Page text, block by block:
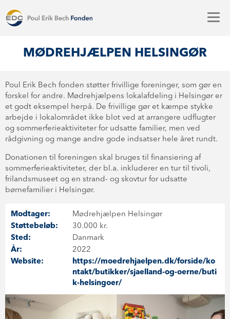
MØDREHJÆLPEN HELSINGØR
Poul Erik Bech fonden støtter frivillige foreninger, som gør en
forskel for andre. Mødrehjælpens lokalafdeling i Helsingør er
et godt eksempel herpå. De frivillige gør et kæmpe stykke
arbejde i lokalområdet ikke blot ved at arrangere udflugter
og sommerferieaktiviteter for udsatte familier, men ved
rådgivning og mange andre gode indsatser hele året rundt.
Donationen til foreningen skal bruges til finansiering af
sommerferieaktiviteter, der bl.a. inkluderer en tur til tivoli,
frilandsmuseet og en strand- og skovtur for udsatte
børnefamilier i Helsingør.
Modtager:
Mødrehjælpen Helsingør
Støttebeløb:
30.000 kr.
Sted:
Danmark
År:
2022
Website:
https://moedrehjaelpen.dk/forside/ko
ntakt/butikker/sjaelland-og-oerne/buti
k-helsingoer/